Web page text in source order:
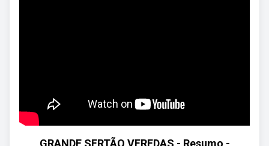
GRANDE SERTÃO VEREDAS - Resumo -